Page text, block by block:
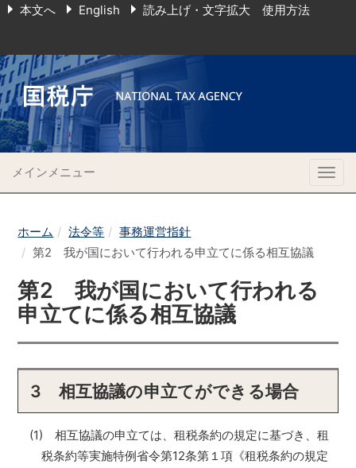
本文へ English 読み上げ・文字拡大 使用方法
メインメニュー
ホーム 法令等
事務運営指針
第2 我が国において行われる申立てに係る相互協議
第2 我が国において行われる
申立てに係る相互協議
3 相互協議の申立てができる場合
(1) 相互協議の申立ては、租税条約の規定に基づき、租
税条約等実施特例省令第12条第１項《租税条約の規定